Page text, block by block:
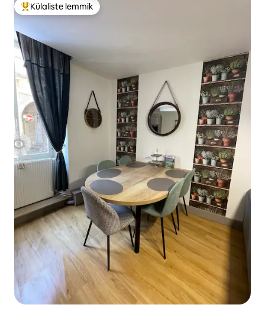
Külaliste suur lemmik
Külaliste lemmik